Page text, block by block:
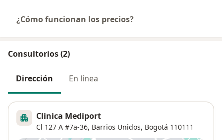
¿Cómo funcionan los precios?
Consultorios (2)
Dirección En línea
Clinica Mediport
Cl 127 A #7a-36, Barrios Unidos, Bogotá 110111